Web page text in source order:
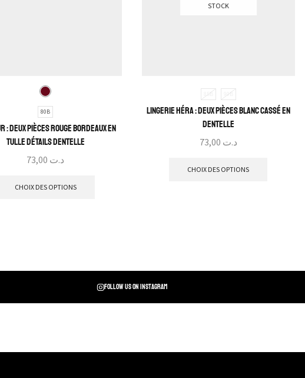
80B
: Deux pièces rouge bordeaux en
tulle détails dentelle
د.ت
CHOIX DES OPTIONS
STOCK
85B 90B
Lingerie Héra : Deux pièces blanc cassé en
dentelle
د.ت
CHOIX DES OPTIONS
Follow us on instagram